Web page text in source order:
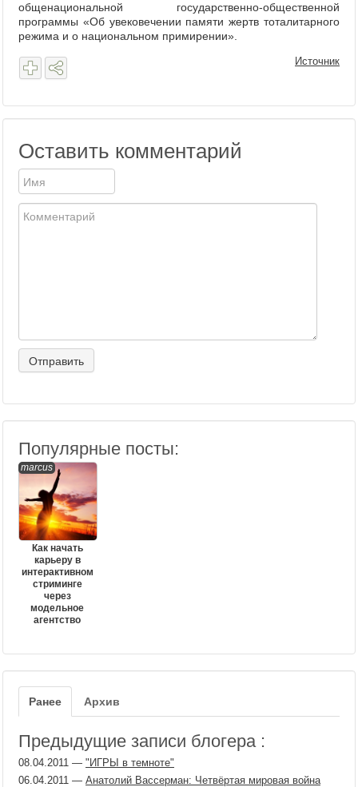
общенациональной государственно-общественной
программы «Об увековечении памяти жертв тоталитарного
режима и о национальном примирении».
Источник
Оставить комментарий
Популярные посты:
marcus
Как начать
карьеру в
интерактивном
стриминге
через
модельное
агентство
Ранее Архив
Предыдущие записи блогера :
08.04.2011 — "ИГРЫ в темноте"
06.04.2011 — Анатолий Вассерман: Четвёртая мировая война